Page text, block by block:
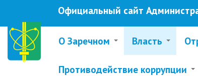
основному
содержанию
Официальный сайт
О Заречном Власть
Противодействие коррупции